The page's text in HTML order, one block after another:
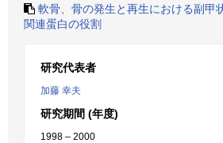
軟骨、骨の発生と再生における副甲
関連蛋白の役割
研究代表者
加藤 幸夫
研究期間 (年度)
1998 – 2000